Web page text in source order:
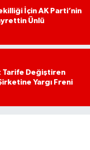
İçin AK Parti’nin
Ünlü
Tarife Değiştiren
Yargı Freni